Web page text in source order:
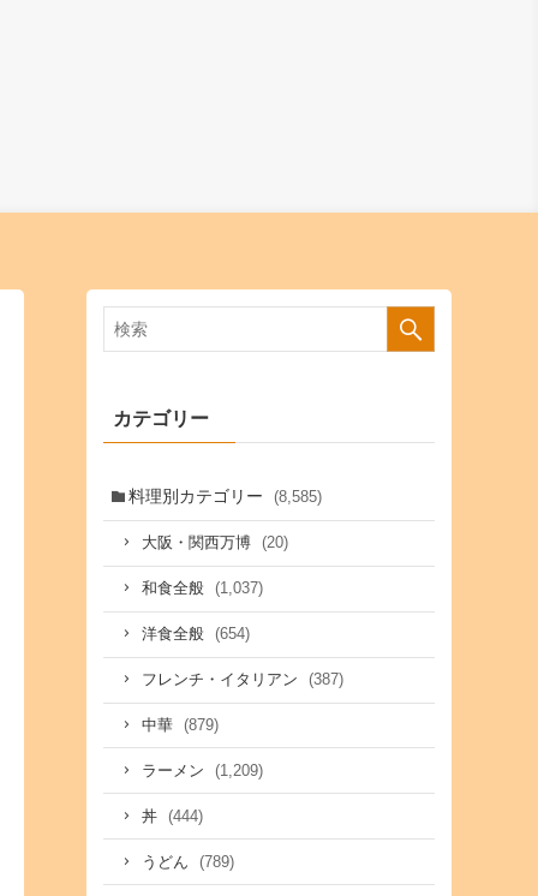
カテゴリー
料理別カテゴリー (8,585)
大阪・関西万博 (20)
和食全般 (1,037)
洋食全般 (654)
フレンチ・イタリアン (387)
中華 (879)
ラーメン (1,209)
丼 (444)
うどん (789)